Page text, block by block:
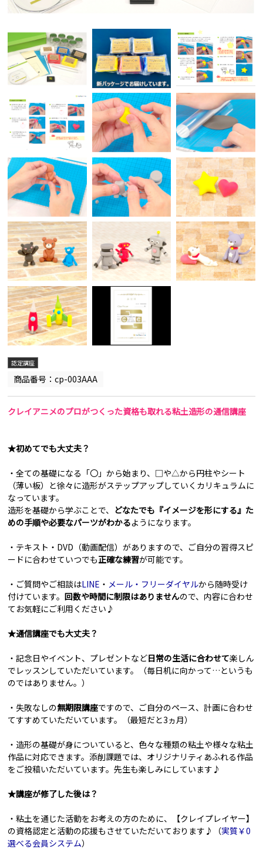
認定講座
商品番号：cp-003AAA
クレイアニメのプロがつくった資格も取れる粘土造形の通信講座
★初めてでも大丈夫？
・全ての基礎になる「〇」から始まり、□や△から円柱やシート
（薄い板）と徐々に造形がステップアップしていくカリキュラムに
なっています。
造形を基礎から学ぶことで、 どなたでも『イメージを形にする』た
めの手順や必要なパーツがわかるようになります。
・テキスト・DVD（動画配信）がありますので、ご自分の習得スピ
ードに合わせていつでも正確な練習が可能です。
・ご質問やご相談はLINE ・ メール・フリーダイヤルから随時受け
付けています。回数や時間に制限はありませんので、内容に合わせ
てお気軽にご利用ください♪
★通信講座でも大丈夫？
・記念日やイベント、プレゼントなど日常の生活に合わせて楽しん
でレッスンしていただいています。（毎日机に向かって…というも
のではありません。）
・失敗なしの無期限講座ですので、ご自分のペース、計画に合わせ
てすすめていただいています。（最短だと3ヵ月）
・造形の基礎が身についていると、色々な種類の粘土や様々な粘土
作品に対応できます。添削課題では、オリジナリティあふれる作品
をご投稿いただいています。先生も楽しみにしています♪
★講座が修了した後は？
・粘土を通じた活動をお考えの方のために、【クレイプレイヤー】
の資格認定と活動の応援もさせていただいております♪（実質￥0
選べる会員システム）